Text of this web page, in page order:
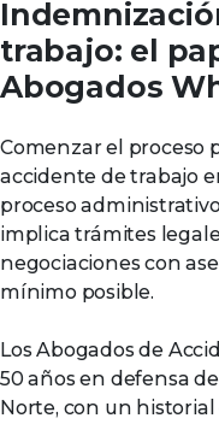
trabajo: el
Abogados
Comenzar el proceso
accidente de trabajo
proceso
implica trámites
negociaciones con
mínimo posible.
Los Abogados de
50 años en defensa
Norte, con un